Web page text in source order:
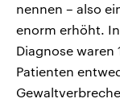
nennen – also
enorm erhöht.
Diagnose waren
Patienten